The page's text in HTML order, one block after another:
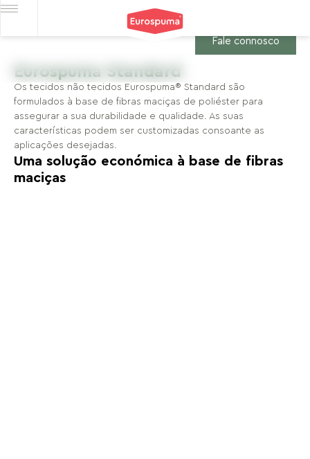
Fale connosco
Eurospuma Standard
Os tecidos não tecidos Eurospuma® Standard são
formulados à base de fibras maciças de poliéster para
assegurar a sua durabilidade e qualidade. As suas
características podem ser customizadas consoante as
aplicações desejadas.
Uma solução económica à base de fibras
maciças